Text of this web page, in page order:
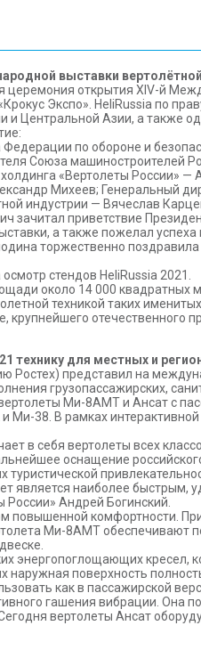
выставки
открытия XIV-й
Экспо». HeliRussia по
Центральной Азии, а также
по обороне и
Союза машиностроителей
«Вертолеты России»
Михеев; Генеральный
индустрии — Вячеслав
зачитал приветствие
а также пожелал успеха
торжественно
стендов HeliRussia 2021.
около 14 000
техникой таких
отечественного
технику для местных и
Ростех) представил на
грузопассажирских,
Ми-8АМТ и Ансат с
38. В рамках
в себя вертолеты всех
оснащение
туристической
является наиболее
Андрей Богинский.
повышенной комфортности.
Ми-8АМТ обеспечивают
энергопоглощающих
наружная поверхность
как в пассажирской
гашения вибрации. Она
вертолеты Ансат